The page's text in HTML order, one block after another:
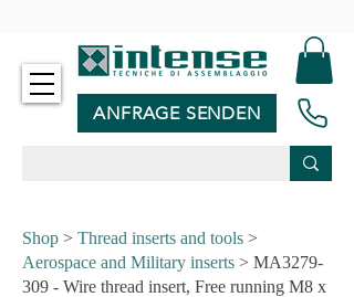
ANFRAGE SENDEN
Shop > Thread inserts and tools >
Aerospace and Military inserts > MA3279-
309 - Wire thread insert, Free running M8 x